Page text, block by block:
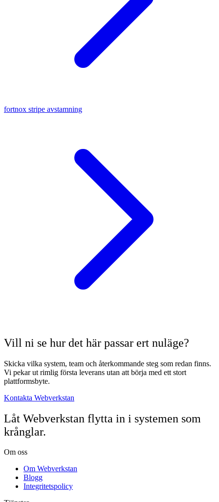
fortnox stripe avstamning
Vill ni se hur det här passar ert nuläge?
Skicka vilka system, team och återkommande steg som redan finns.
Vi pekar ut rimlig första leverans utan att börja med ett stort
plattformsbyte.
Kontakta Webverkstan
Låt Webverkstan flytta in i systemen som
krånglar.
Om oss
Om Webverkstan
Blogg
Integritetspolicy